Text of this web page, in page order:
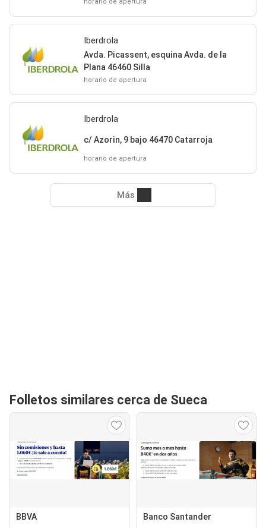
Iberdrola
Avda. Picassent, esquina Avda. de la
Plana 46460 Silla
horario de apertura
Iberdrola
c/ Azorin, 9 bajo 46470 Catarroja
horario de apertura
Más
Folletos similares cerca de Sueca
BBVA Banco Santander